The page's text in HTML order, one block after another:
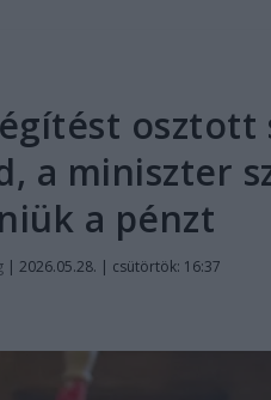
osztott
a miniszter
a pénzt
|2026.05.28. | csütörtök: 16:37